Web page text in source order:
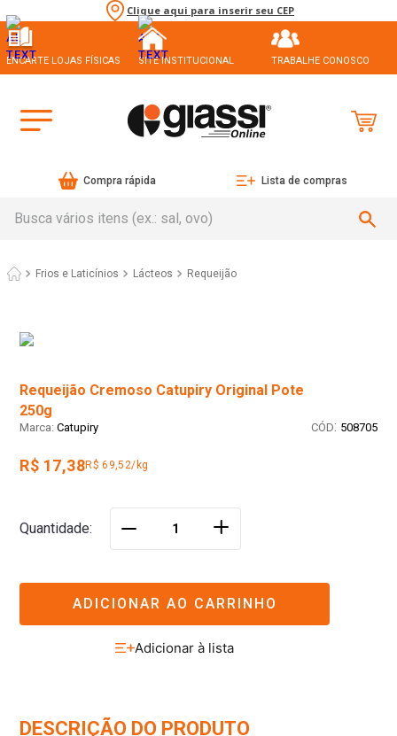
Clique aqui para inserir seu CEP
ENCARTE LOJAS FÍSICAS SITE INSTITUCIONAL TRABALHE CONOSCO
Compra rápida Lista de compras
Frios e Laticínios Lácteos Requeijão
Requeijão Cremoso Catupiry Original Pote
250g
Catupiry : 508705
R$ 17,38R$ 69,52/kg
Quantidade ＋
ADICIONAR AO CARRINHO
DESCRIÇÃO DO PRODUTO